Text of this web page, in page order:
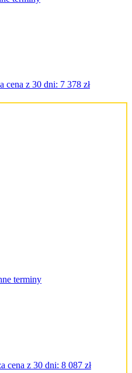
cena z 30 dni: 7 378 zł
terminy
cena z 30 dni: 8 087 zł